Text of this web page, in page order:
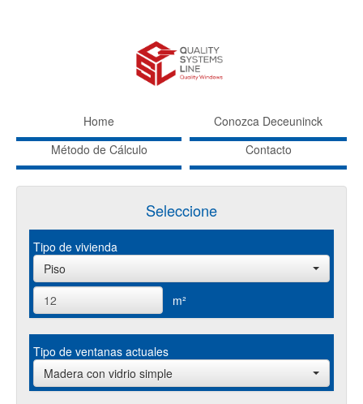
Home
Conozca Deceuninck
Método de Cálculo
Contacto
Seleccione
Tipo de vivienda
Piso
m²
Tipo de ventanas actuales
Madera con vidrio simple